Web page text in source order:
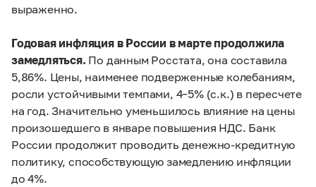
выраженно.
Годовая инфляция в России в марте продолжила
замедляться. По данным Росстата, она составила
5,86%. Цены, наименее подверженные колебаниям,
росли устойчивыми темпами, 4–5% (с.к.) в пересчете
на год. Значительно уменьшилось влияние на цены
произошедшего в январе повышения НДС. Банк
России продолжит проводить денежно-кредитную
политику, способствующую замедлению инфляции
до 4%.